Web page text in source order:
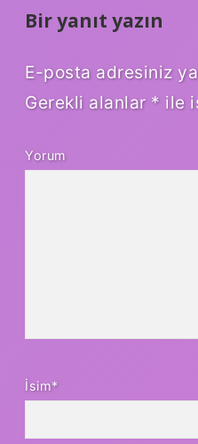
Bir yanıt yazın
E-posta adresiniz
Gerekli alanlar * ile
Yorum
İsim*